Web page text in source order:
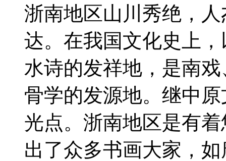
浙南地区山川秀绝，
达。在我国文化史上
水诗的发祥地，是南
骨学的发源地。继中
光点。浙南地区是有
出了众多书画大家，